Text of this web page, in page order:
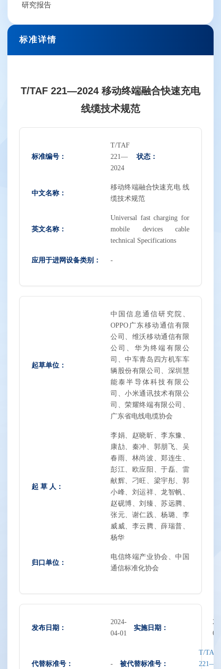
研究报告
标准详情
T/TAF 221—2024 移动终端融合快速充电
线缆技术规范
标准编号：
T/TAF
221—
2024
状态：
中文名称：
移动终端融合快速充电 线
缆技术规范
英文名称：
Universal fast charging for
mobile devices cable
technical Specifications
应用于进网设备类别： -
起草单位：
中国信息通信研究院、
OPPO广东移动通信有限
公司、维沃移动通信有限
公司、华为终端有限公
司、中车青岛四方机车车
辆股份有限公司、深圳慧
能泰半导体科技有限公
司、小米通讯技术有限公
司、荣耀终端有限公司、
广东省电线电缆协会
起 草 人：
李娟、赵晓昕、李东豫、
康劼、秦冲、郭朋飞、吴
春雨、林尚波、郑连生、
彭江、欧应阳、于磊、雷
献辉、刁旺、梁宇彤、郭
小峰、刘运祥、龙智帆、
赵砚博、刘臻、苏远腾、
张元、谢仁践、杨璐、李
威威、李云腾、薛瑞普、
杨华
归口单位：
电信终端产业协会、中国
通信标准化协会
发布日期：
2024-
04-01
实施日期：
代替标准号： - 被代替标准号：
T/TAF
221—